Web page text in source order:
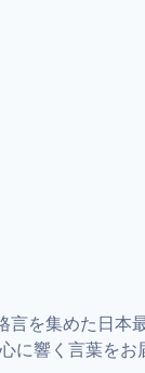
言を集めた日本
に響く言葉をお